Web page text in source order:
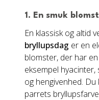
1. En smuk
En klassisk og altid
bryllupsdag er en
blomster, der har
eksempel
og hengivenhed.
parrets